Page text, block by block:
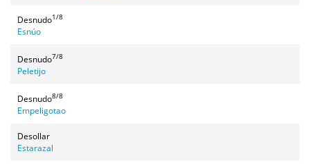
Desnudo1/8
Esnúo
Desnudo7/8
Peletijo
Desnudo8/8
Empeligotao
Desollar
Estarazal